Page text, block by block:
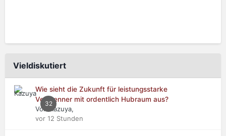
Vieldiskutiert
32
Wie sieht die Zukunft für leistungsstarke
Verbrenner mit ordentlich Hubraum aus?
Von Kazuya,
vor 12 Stunden